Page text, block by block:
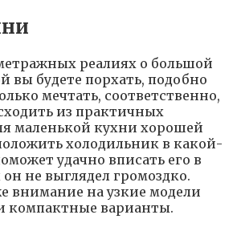
реалиях о большой
вы будете порхать, подобно
мечтать, соответственно,
из практичных
маленькой кухни хорошей
холодильник в какой-
удачно вписать его в
не выглядел громоздко.
внимание на узкие модели
компактные варианты.